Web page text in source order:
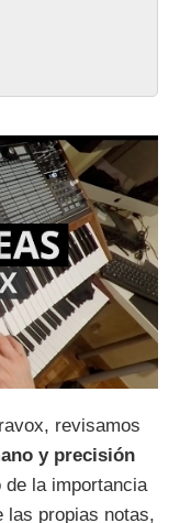
revisamos
y precisión
de la importancia
las propias notas,